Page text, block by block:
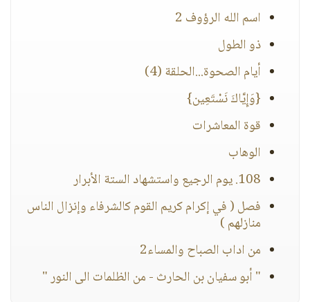
اسم الله الرؤوف 2
ذو الطول
أيام الصحوة...الحلقة (4)
{وَإِيَّاكَ نَسْتَعِين}
قوة المعاشرات
الوهاب
108. يوم الرجيع واستشهاد الستة الأبرار
فصل ( في إكرام كريم القوم كالشرفاء وإنزال الناس
منازلهم )
من اداب الصباح والمساء2
" أبو سفيان بن الحارث - من الظلمات الى النور "